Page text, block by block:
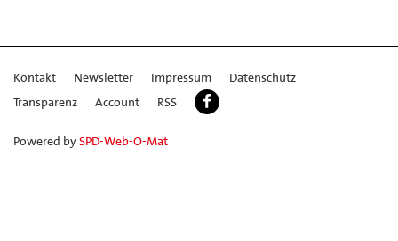
Kontakt Newsletter Impressum
Datenschutz
Transparenz
Account RSS
Powered bySPD-Web-O-Mat